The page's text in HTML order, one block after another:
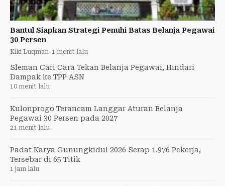
Bantul Siapkan Strategi Penuhi Batas Belanja Pegawai
30 Persen
Kiki Luqman-1 menit lalu
Sleman Cari Cara Tekan Belanja Pegawai, Hindari
Dampak ke TPP ASN
10 menit lalu
Kulonprogo Terancam Langgar Aturan Belanja
Pegawai 30 Persen pada 2027
21 menit lalu
Padat Karya Gunungkidul 2026 Serap 1.976 Pekerja,
Tersebar di 65 Titik
1 jam lalu